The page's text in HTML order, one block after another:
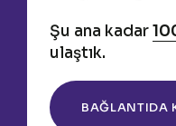
Şu ana kadar
ulaştık.
BAĞLANTIDA